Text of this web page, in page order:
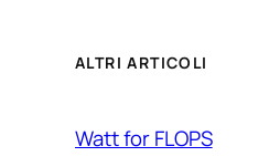
ALTRI ARTICOLI
Watt for FLOPS